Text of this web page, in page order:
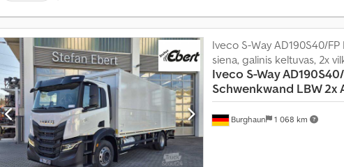
Burghaun 1 068 km
Iveco S-Way AD190S40/FP
siena, galinis keltuvas, 2x
Iveco S-Way
Schwenkwand LBW 2x
d
a
v
i
m
a